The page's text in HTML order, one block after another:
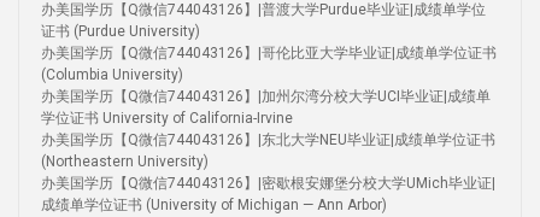
办美国学历【Q微信744043126】|普渡大学Purdue毕业证|成绩单学位
证书 (Purdue University)
办美国学历【Q微信744043126】|哥伦比亚大学毕业证|成绩单学位证书
(Columbia University)
办美国学历【Q微信744043126】|加州尔湾分校大学UCI毕业证|成绩单
学位证书 University of California-Irvine
办美国学历【Q微信744043126】|东北大学NEU毕业证|成绩单学位证书
(Northeastern University)
办美国学历【Q微信744043126】|密歇根安娜堡分校大学UMich毕业证|
成绩单学位证书 (University of Michigan — Ann Arbor)